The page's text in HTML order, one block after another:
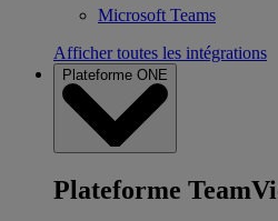
Microsoft Teams
Afficher toutes les intégrations
Plateforme ONE
Plateforme